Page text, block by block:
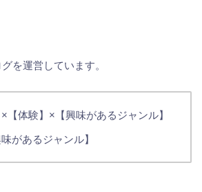
を運営しています。
【体験】×【興味があるジャンル】
があるジャンル】